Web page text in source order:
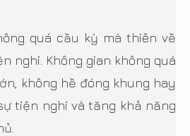
quá cầu kỳ mà thiên về
nghi. Không gian không quá
không hề đóng khung hay
tiện nghi và tăng khả năng